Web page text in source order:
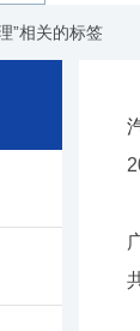
”相关的标签